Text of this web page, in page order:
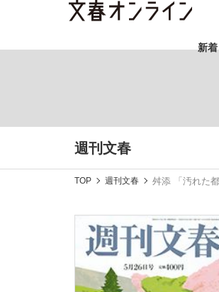
新着
「90%は失敗する。
終戦から81年
週刊文春
TOP 週刊文春 舛添 「汚れた